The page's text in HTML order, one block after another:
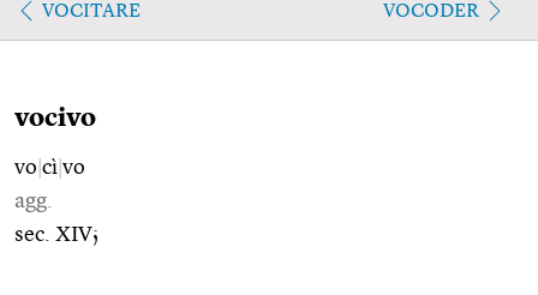
VOCITARE VOCODER
vocivo
vo cì vo
agg.
sec. XIV;